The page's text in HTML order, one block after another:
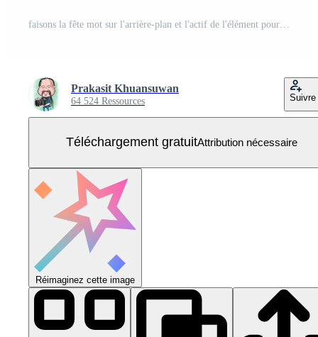
Prakasit Khuansuwan
64 524 Ressources Suivre
Téléchargement gratuitAttribution nécessaire
Réimaginez cette image